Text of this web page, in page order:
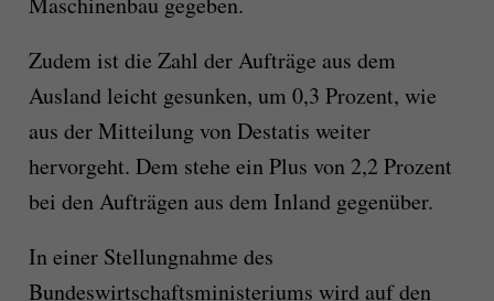
Zudem ist die Zahl der Aufträge aus dem
Ausland leicht gesunken, um 0,3 Prozent, wie
aus der Mitteilung von Destatis weiter
hervorgeht. Dem stehe ein Plus von 2,2 Prozent
bei den Aufträgen aus dem Inland gegenüber.
In einer Stellungnahme des
Bundeswirtschaftsministeriums wird auf den